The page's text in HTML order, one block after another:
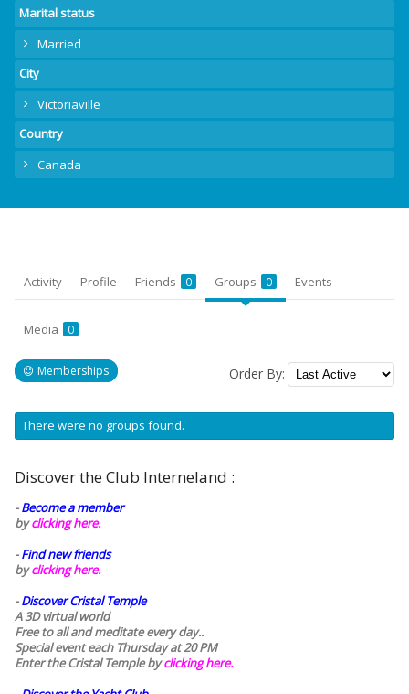
Marital status
Married
City
Victoriaville
Country
Canada
Activity Profile Friends 0 Groups 0 Events
Media 0
Memberships Order By:
Member's
There were no groups found.
Discover the Club Interneland :
-Become a member
byclicking here.
-Find new friends
byclicking here.
-Discover Cristal Temple
A 3D virtual world
Free to all and meditate every day..
Special event each Thursday at 20 PM
Enter the Cristal Temple byclicking here.